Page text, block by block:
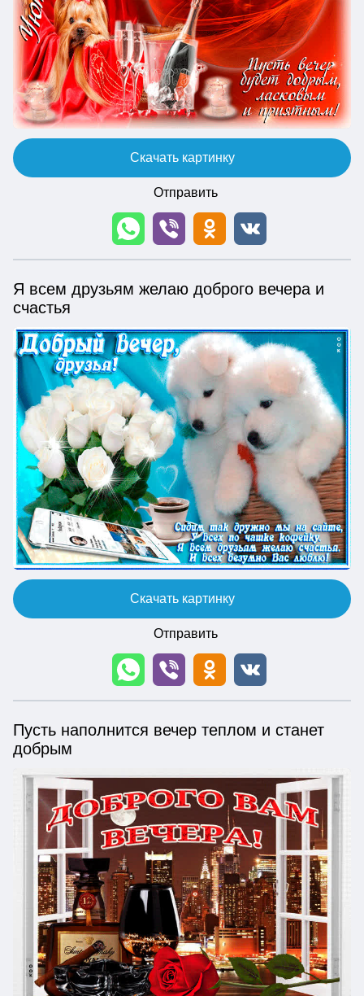
Скачать картинку
Отправить
Я всем друзьям желаю доброго вечера и
счастья
Скачать картинку
Отправить
Пусть наполнится вечер теплом и станет
добрым